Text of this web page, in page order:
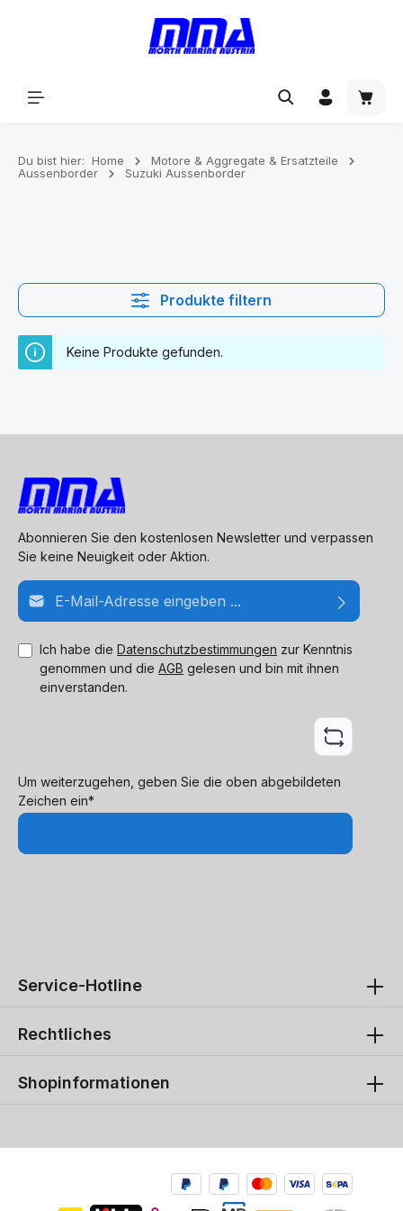
Du bist hier: Home
Motore & Aggregate & Ersatzteile
Aussenborder
Suzuki Aussenborder
Produkte filtern
Keine Produkte gefunden.
Abonnieren Sie den kostenlosen Newsletter und verpassen
Sie keine Neuigkeit oder Aktion.
E-Mail-Adresse*
Ich habe die Datenschutzbestimmungen zur Kenntnis
genommen und die AGB gelesen und bin mit ihnen
einverstanden.
Um weiterzugehen, geben Sie die oben abgebildeten
Zeichen ein*
Service-Hotline
Rechtliches
Shopinformationen